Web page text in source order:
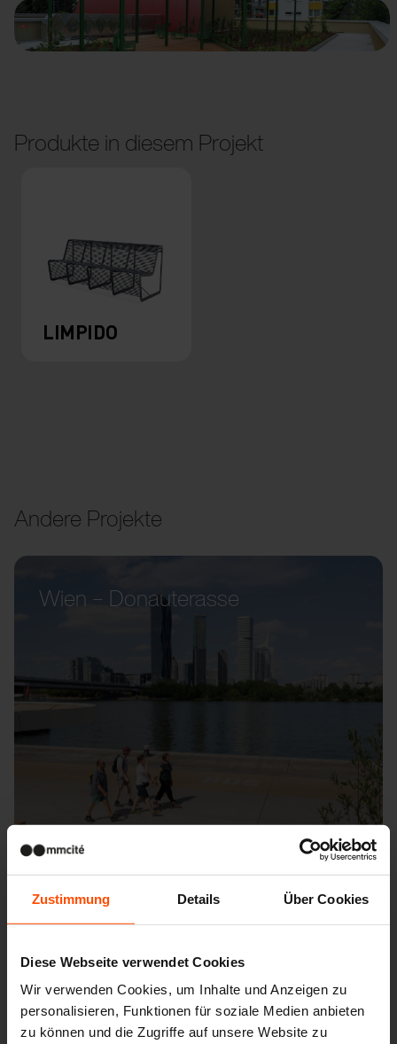
Zustimmung Details Über Cookies
Diese Webseite verwendet Cookies
Wir verwenden Cookies, um Inhalte und Anzeigen zu
personalisieren, Funktionen für soziale Medien anbieten
zu können und die Zugriffe auf unsere Website zu
Produkte in diesem Projekt
LIMPIDO
Andere Projekte
Wien – Donauterasse